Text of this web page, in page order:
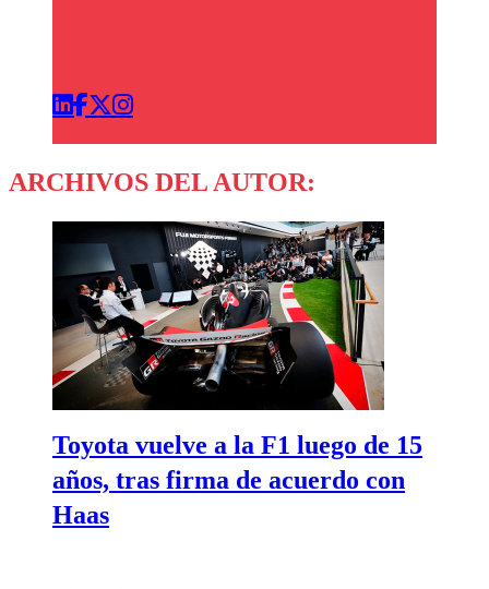
ARCHIVOS DEL AUTOR:
Toyota vuelve a la F1 luego de 15
años, tras firma de acuerdo con
Haas